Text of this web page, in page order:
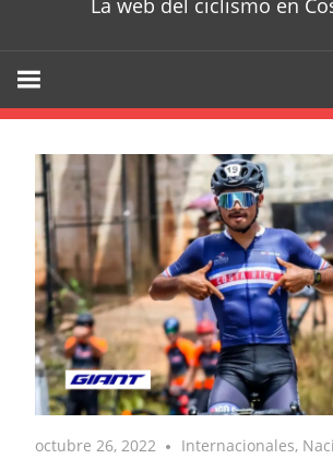
La web del ciclismo en
octubre 26, 2022 Internacionales,